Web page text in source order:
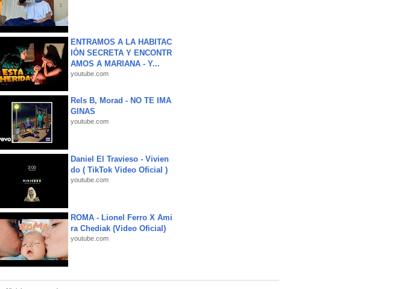
ENTRAMOS A LA HABITAC
IÓN SECRETA Y ENCONTR
AMOS A MARIANA - Y...
youtube.com
Rels B, Morad - NO TE IMA
GINAS
youtube.com
Daniel El Travieso - Vivien
do ( TikTok Video Oficial )
youtube.com
ROMA - Lionel Ferro X Ami
ra Chediak (Video Oficial)
youtube.com